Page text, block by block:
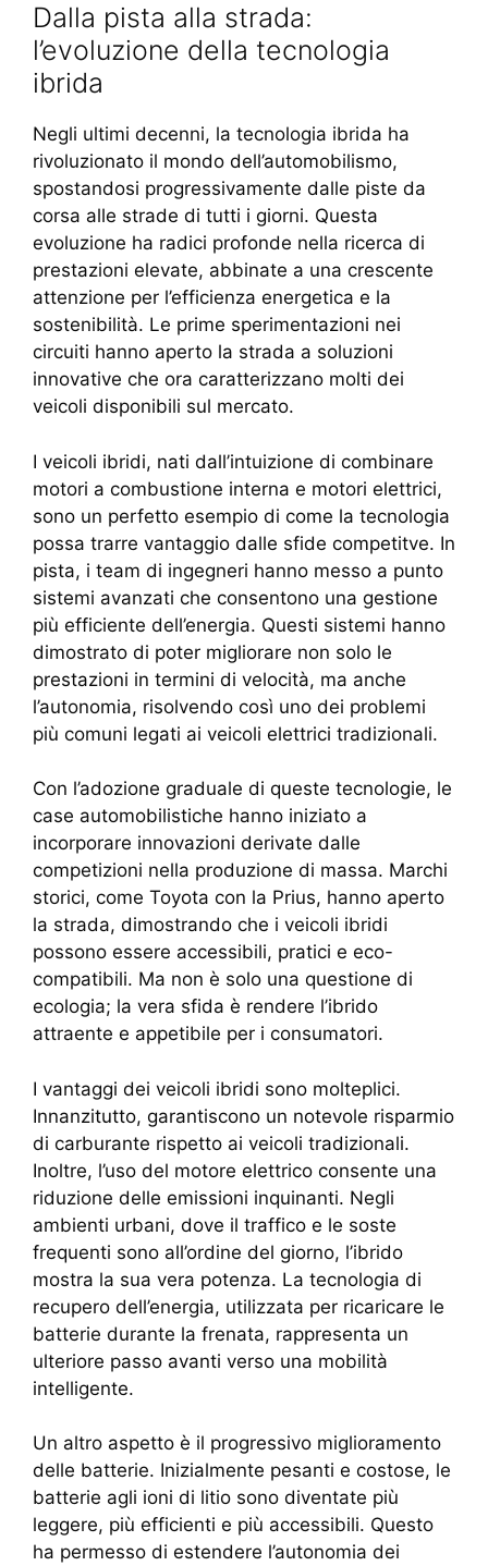
Dalla pista alla strada:
l’evoluzione della tecnologia
ibrida
Negli ultimi decenni, la tecnologia ibrida ha
rivoluzionato il mondo dell’automobilismo,
spostandosi progressivamente dalle piste da
corsa alle strade di tutti i giorni. Questa
evoluzione ha radici profonde nella ricerca di
prestazioni elevate, abbinate a una crescente
attenzione per l’efficienza energetica e la
sostenibilità. Le prime sperimentazioni nei
circuiti hanno aperto la strada a soluzioni
innovative che ora caratterizzano molti dei
veicoli disponibili sul mercato.
I veicoli ibridi, nati dall’intuizione di combinare
motori a combustione interna e motori elettrici,
sono un perfetto esempio di come la tecnologia
possa trarre vantaggio dalle sfide competitve. In
pista, i team di ingegneri hanno messo a punto
sistemi avanzati che consentono una gestione
più efficiente dell’energia. Questi sistemi hanno
dimostrato di poter migliorare non solo le
prestazioni in termini di velocità, ma anche
l’autonomia, risolvendo così uno dei problemi
più comuni legati ai veicoli elettrici tradizionali.
Con l’adozione graduale di queste tecnologie, le
case automobilistiche hanno iniziato a
incorporare innovazioni derivate dalle
competizioni nella produzione di massa. Marchi
storici, come Toyota con la Prius, hanno aperto
la strada, dimostrando che i veicoli ibridi
possono essere accessibili, pratici e eco-
compatibili. Ma non è solo una questione di
ecologia; la vera sfida è rendere l’ibrido
attraente e appetibile per i consumatori.
I vantaggi dei veicoli ibridi sono molteplici.
Innanzitutto, garantiscono un notevole risparmio
di carburante rispetto ai veicoli tradizionali.
Inoltre, l’uso del motore elettrico consente una
riduzione delle emissioni inquinanti. Negli
ambienti urbani, dove il traffico e le soste
frequenti sono all’ordine del giorno, l’ibrido
mostra la sua vera potenza. La tecnologia di
recupero dell’energia, utilizzata per ricaricare le
batterie durante la frenata, rappresenta un
ulteriore passo avanti verso una mobilità
intelligente.
Un altro aspetto è il progressivo miglioramento
delle batterie. Inizialmente pesanti e costose, le
batterie agli ioni di litio sono diventate più
leggere, più efficienti e più accessibili. Questo
ha permesso di estendere l’autonomia dei